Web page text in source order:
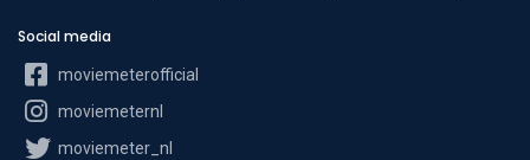
Social media
moviemeterofficial
moviemeternl
moviemeter_nl